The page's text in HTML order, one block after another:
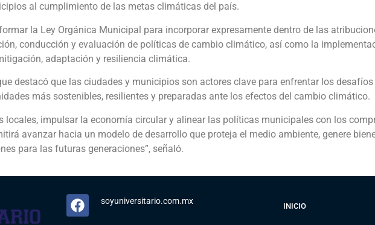
al cumplimiento de las metas climáticas del país.
la Ley Orgánica Municipal para incorporar expresamente dentro de las
conducción y evaluación de políticas de cambio climático, así como la
adaptación y resiliencia climática.
destacó que las ciudades y municipios son actores clave para enfrentar los
más sostenibles, resilientes y preparadas ante los efectos del cambio climático.
locales, impulsar la economía circular y alinear las políticas municipales con los
avanzar hacia un modelo de desarrollo que proteja el medio ambiente, genere
para las futuras generaciones”, señaló.
soyuniversitario.com.mx
INICIO